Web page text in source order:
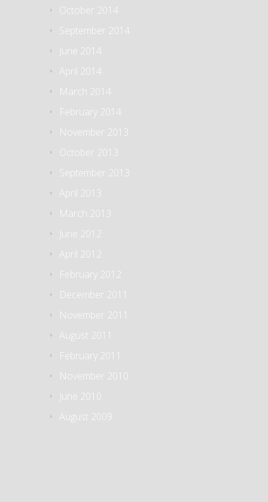
October 2014
September 2014
June 2014
April 2014
March 2014
February 2014
November 2013
October 2013
September 2013
April 2013
March 2013
June 2012
April 2012
February 2012
December 2011
November 2011
August 2011
February 2011
November 2010
June 2010
August 2009